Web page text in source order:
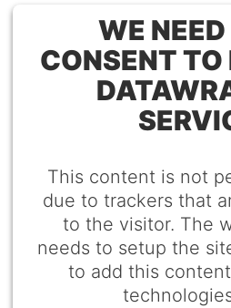
WE
CONSENT
This content is not
due to trackers that
to the visitor. The
needs to setup the
to add this